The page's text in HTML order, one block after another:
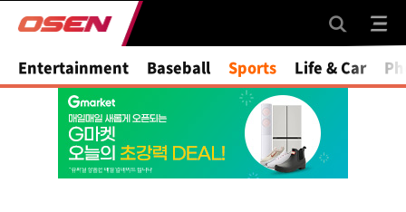
Entertainment Baseball Sports Life & Car